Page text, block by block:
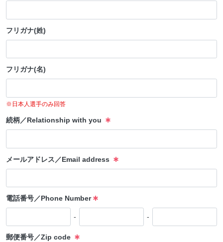
フリガナ(姓)
フリガナ(名)
※日本人選手のみ回答
続柄／Relationship with you
メールアドレス／Email address
電話番号／Phone Number
- -
郵便番号／Zip code